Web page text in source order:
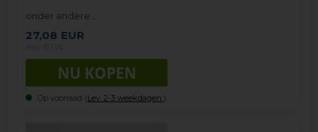
onder andere…
27,08 EUR
Op voorraad (Lev. 2-3 weekdagen. ).